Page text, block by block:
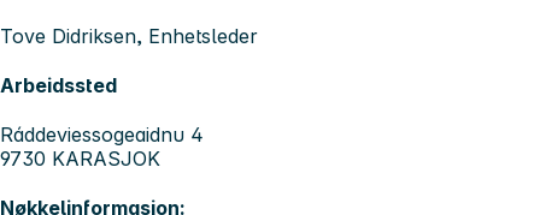
Tove Didriksen, Enhetsleder
Arbeidssted
Ráddeviessogeaidnu 4
9730 KARASJOK
Nøkkelinformasjon: